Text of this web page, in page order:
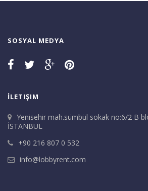
SOSYAL MEDYA
İLETIŞIM
Yenisehir mah.sümbül sokak no:6/2 B
İSTANBUL
+90 216 807 0 532
info@lobbyrent.com